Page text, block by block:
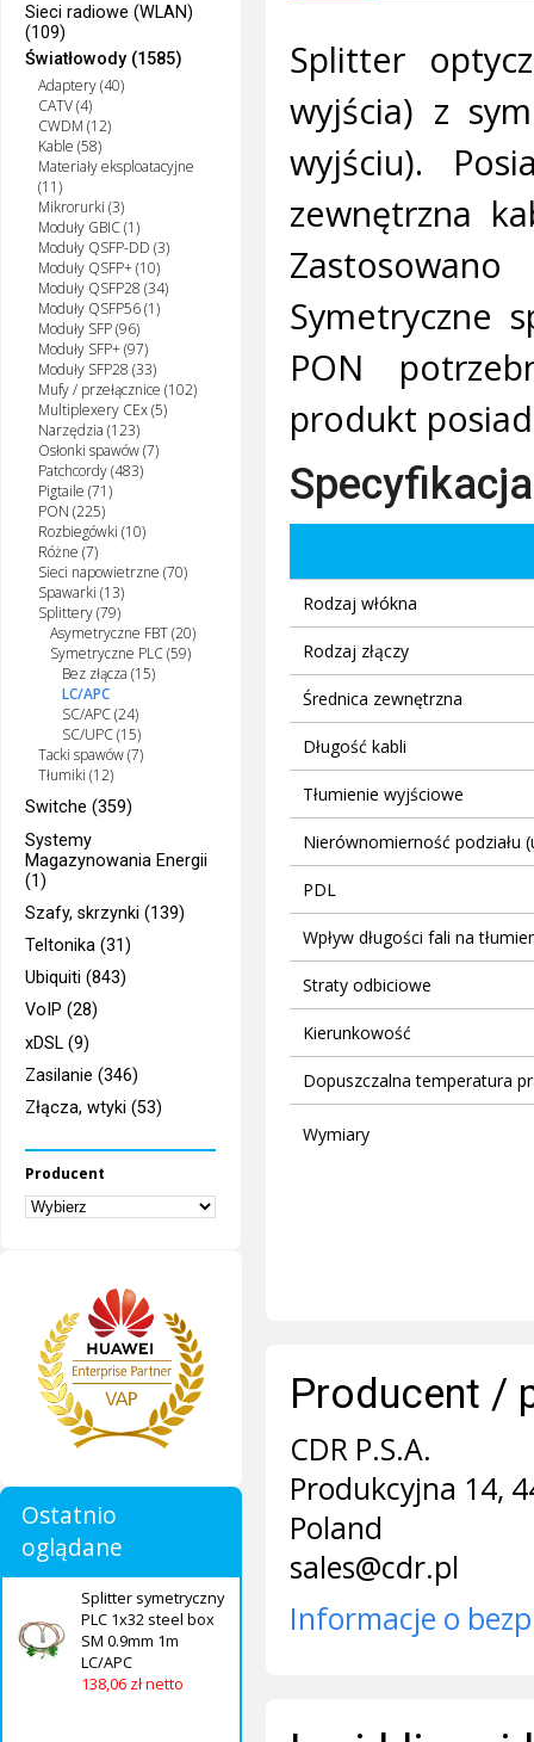
Sieci radiowe (WLAN)
(109)
Światłowody (1585)
Adaptery (40)
CATV (4)
CWDM (12)
Kable (58)
Materiały eksploatacyjne
(11)
Mikrorurki (3)
Moduły GBIC (1)
Moduły QSFP-DD (3)
Moduły QSFP+ (10)
Moduły QSFP28 (34)
Moduły QSFP56 (1)
Moduły SFP (96)
Moduły SFP+ (97)
Moduły SFP28 (33)
Mufy / przełącznice (102)
Multiplexery CEx (5)
Narzędzia (123)
Osłonki spawów (7)
Patchcordy (483)
Pigtaile (71)
PON (225)
Rozbiegówki (10)
Różne (7)
Sieci napowietrzne (70)
Spawarki (13)
Splittery (79)
Asymetryczne FBT (20)
Symetryczne PLC (59)
Bez złącza (15)
LC/APC
SC/APC (24)
SC/UPC (15)
Tacki spawów (7)
Tłumiki (12)
Switche (359)
Systemy
Magazynowania Energii
(1)
Szafy, skrzynki (139)
Teltonika (31)
Ubiquiti (843)
VoIP (28)
xDSL (9)
Zasilanie (346)
Złącza, wtyki (53)
Producent
Ostatnio
oglądane
Splitter symetryczny
PLC 1x32 steel box
SM 0.9mm 1m
LC/APC
138,06 zł netto
Splitter
wyjścia) z
wyjściu).
zewnętrzna
Symetryczne
PON
produkt
Rodzaj włókna
Rodzaj złączy
Średnica zewnętrzna
Długość kabli
Tłumienie wyjściowe
Nierównomierność podziału
PDL
Wpływ długości fali na
Straty odbiciowe
Kierunkowość
Dopuszczalna temperatura
Wymiary
Producent /
CDR P.S.A.
Produkcyjna 14,
Poland
sales@cdr.pl
Informacje o